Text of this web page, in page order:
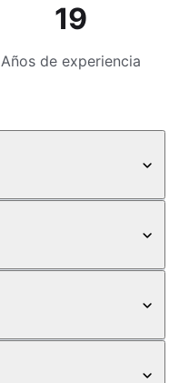
19
Años de experiencia